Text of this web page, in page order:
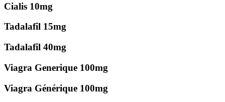
Cialis 10mg
Tadalafil 15mg
Tadalafil 40mg
Viagra Generique 100mg
Viagra Générique 100mg